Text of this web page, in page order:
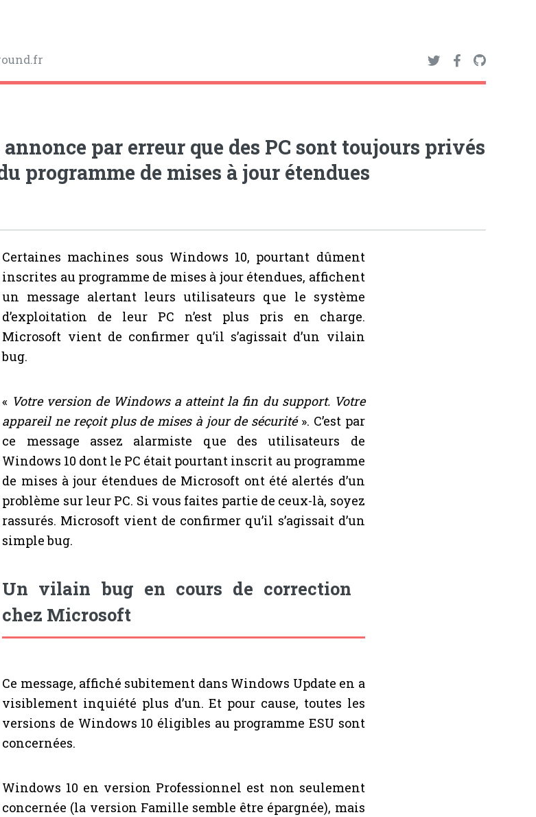
par erreur que des PC sont toujours privés
programme de mises à jour étendues
Certaines machines sous Windows 10, pourtant dûment
inscrites au programme de mises à jour étendues, affichent
un message alertant leurs utilisateurs que le système
d’exploitation de leur PC n’est plus pris en charge.
Microsoft vient de confirmer qu’il s’agissait d’un vilain
bug.
« Votre version de Windows a atteint la fin du support. Votre
appareil ne reçoit plus de mises à jour de sécurité». C’est par
ce message assez alarmiste que des utilisateurs de
Windows 10 dont le PC était pourtant inscrit au programme
de mises à jour étendues de Microsoft ont été alertés d’un
problème sur leur PC. Si vous faites partie de ceux-là, soyez
rassurés. Microsoft vient de confirmer qu’il s’agissait d’un
simple bug.
Un vilain bug en cours de correction
chez Microsoft
Ce message, affiché subitement dans Windows Update en a
visiblement inquiété plus d’un. Et pour cause, toutes les
versions de Windows 10 éligibles au programme ESU sont
concernées.
Windows 10 en version Professionnel est non seulement
concernée (la version Famille semble être épargnée), mais